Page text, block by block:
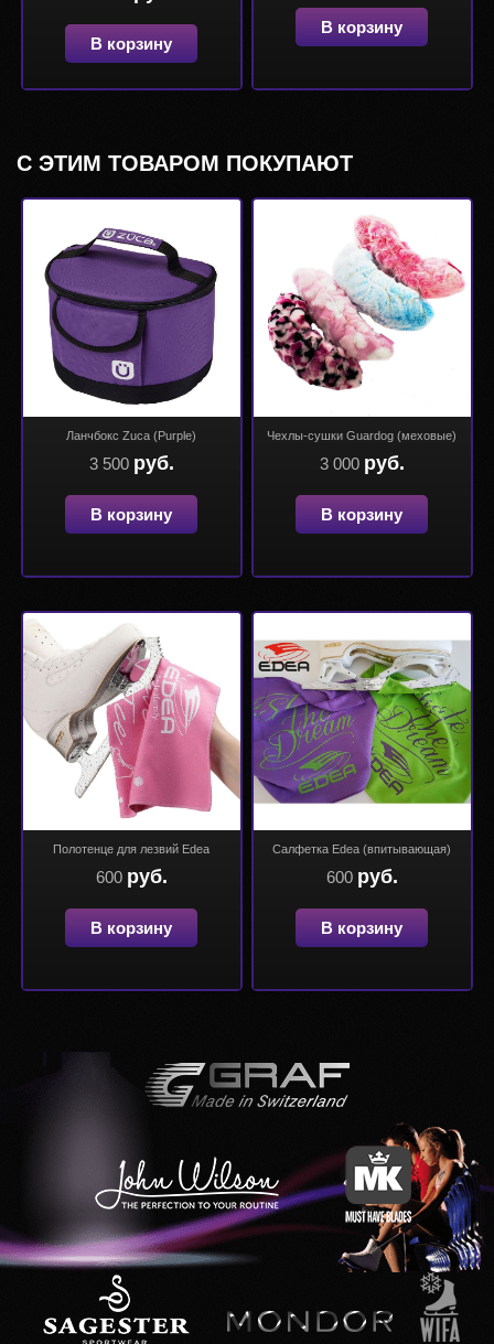
В корзину
В корзину
С ЭТИМ ТОВАРОМ ПОКУПАЮТ
Ланчбокс Zuca (Purple)
3 500 руб.
В корзину
Чехлы-сушки Guardog (меховые)
3 000 руб.
В корзину
Полотенце для лезвий Edea
600 руб.
В корзину
Салфетка Edea (впитывающая)
600 руб.
В корзину